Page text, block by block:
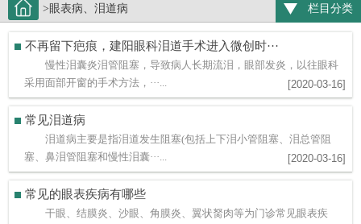
>眼表病、泪道病 栏目分类
不再留下疤痕，建阳眼科泪道手术进入微创时···
慢性泪囊炎泪管阻塞，导致病人长期流泪，眼部发炎，以往眼科
采用面部开窗的手术方法，···...
[2020-03-16]
常见泪道病
泪道病主要是指泪道发生阻塞(包括上下泪小管阻塞、泪总管阻
塞、鼻泪管阻塞和慢性泪囊···...
[2020-03-16]
常见的眼表疾病有哪些
干眼、结膜炎、沙眼、角膜炎、翼状胬肉等为门诊常见眼表疾